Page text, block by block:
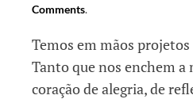
Comments.
Temos em mãos
Tanto que nos enchem a
coração de alegria, de